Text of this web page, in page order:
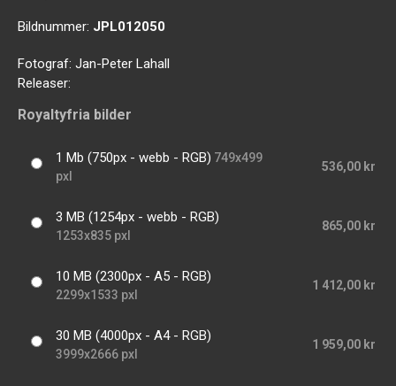
Bildnummer: JPL012050
Fotograf: Jan-Peter Lahall
Releaser:
Royaltyfria bilder
1 Mb (750px - webb - RGB) 749x499
pxl
536,00 kr
3 MB (1254px - webb - RGB)
1253x835 pxl
865,00 kr
10 MB (2300px - A5 - RGB)
2299x1533 pxl
1 412,00 kr
30 MB (4000px - A4 - RGB)
3999x2666 pxl
1 959,00 kr